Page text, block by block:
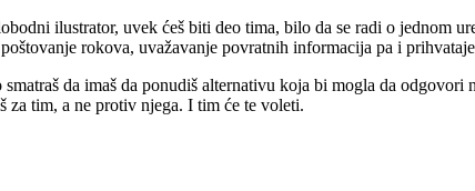
ilustrator, uvek ćeš biti deo tima, bilo da se radi o jednom
rokova, uvažavanje povratnih informacija pa i
da imaš da ponudiš alternativu koja bi mogla da
za tim, a ne protiv njega. I tim će te voleti.